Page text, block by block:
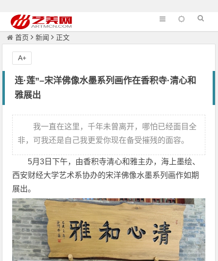
首页 新闻 正文
连·莲”–宋洋佛像水墨系列画作在香积寺·清心和
雅展出
我一直在这里，千年未曾离开，哪怕已经面目全
非，可我还是自己我更爱你现在备受摧残的面容。
5月3日下午，由香积寺清心和雅主办，海上墨绘、
西安财经大学艺术系协办的宋洋佛像水墨系列画作如期
展出。
A+